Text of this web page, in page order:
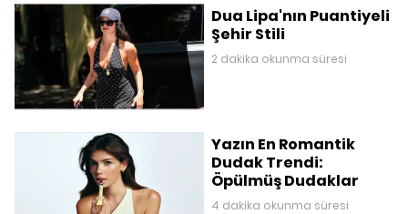
Dua Lipa'nın Puantiyeli
Şehir Stili
2 dakika okunma süresi
Yazın En Romantik
Dudak Trendi:
Öpülmüş Dudaklar
4 dakika okunma süresi